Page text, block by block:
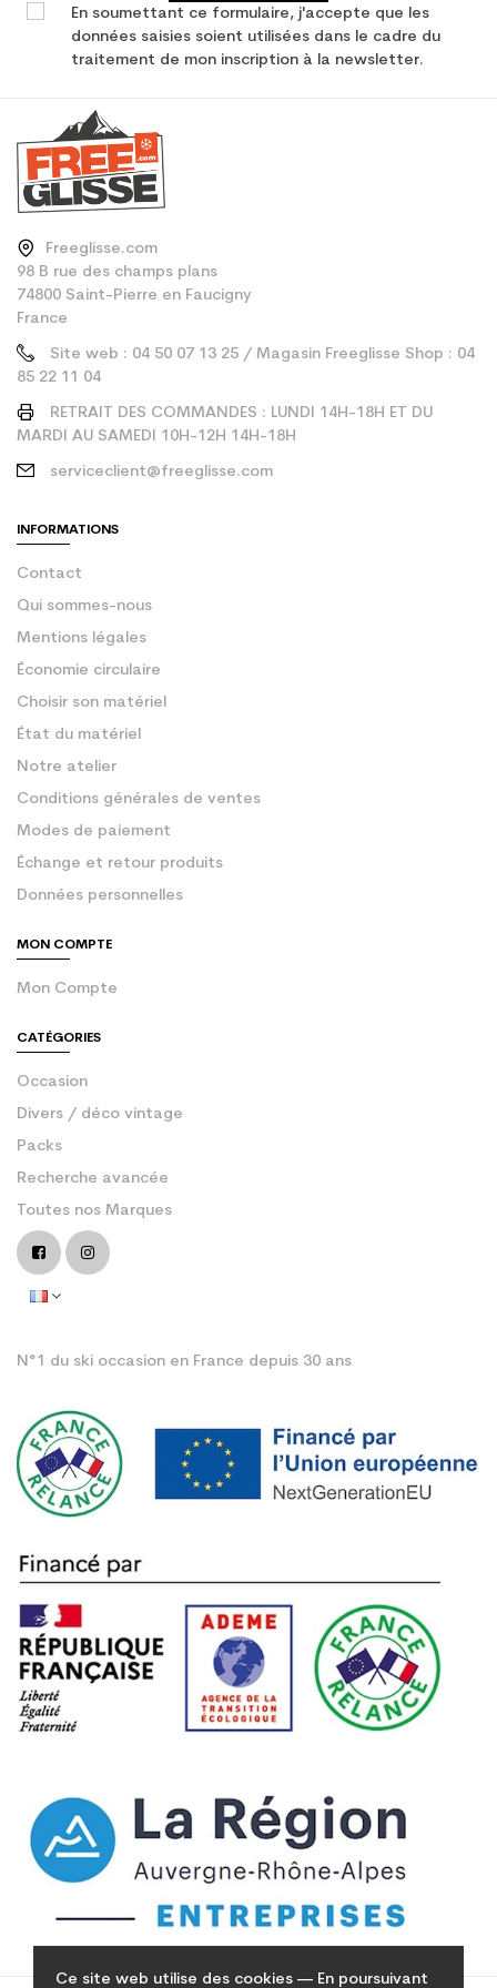
Ce site web utilise des cookies — En poursuivant
En soumettant ce formulaire, j'accepte que les
données saisies soient utilisées dans le cadre du
traitement de mon inscription à la newsletter.
Freeglisse.com
98 B rue des champs plans
74800 Saint-Pierre en Faucigny
France
Site web : 04 50 07 13 25 / Magasin Freeglisse Shop : 04
85 22 11 04
RETRAIT DES COMMANDES : LUNDI 14H-18H ET DU
MARDI AU SAMEDI 10H-12H 14H-18H
serviceclient@freeglisse.com
INFORMATIONS
Contact
Qui sommes-nous
Mentions légales
Économie circulaire
Choisir son matériel
État du matériel
Notre atelier
Conditions générales de ventes
Modes de paiement
Échange et retour produits
Données personnelles
MON COMPTE
Mon Compte
CATÉGORIES
Occasion
Divers / déco vintage
Packs
Recherche avancée
Toutes nos Marques
N°1 du ski occasion en France depuis 30 ans